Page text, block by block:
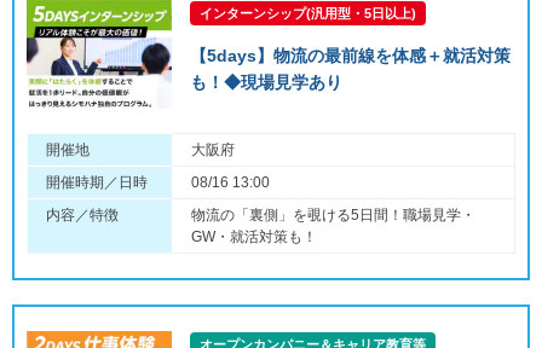
インターンシップ(汎用型・5日以上)
【5days】物流の最前線を体感＋就活対策
も！◆現場見学あり
開催地
大阪府
開催時期／日時
08/16 13:00
内容／特徴
物流の「裏側」を覗ける5日間！職場見学・
GW・就活対策も！
オープンカンパニー＆キャリア教育等